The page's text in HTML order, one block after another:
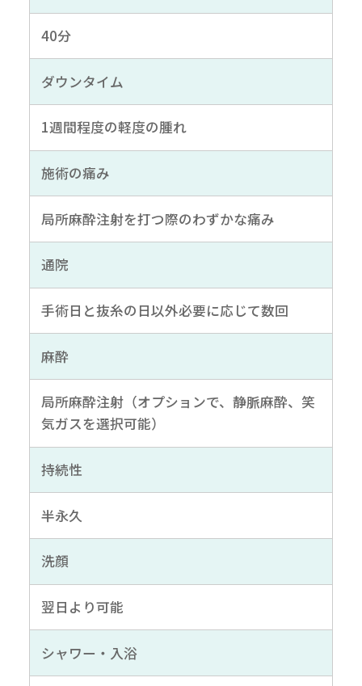
40分
ダウンタイム
1週間程度の軽度の腫れ
施術の痛み
局所麻酔注射を打つ際のわずかな痛み
通院
手術日と抜糸の日以外必要に応じて数回
麻酔
局所麻酔注射（オプションで、静脈麻酔、笑
気ガスを選択可能）
持続性
半永久
洗顔
翌日より可能
シャワー・入浴